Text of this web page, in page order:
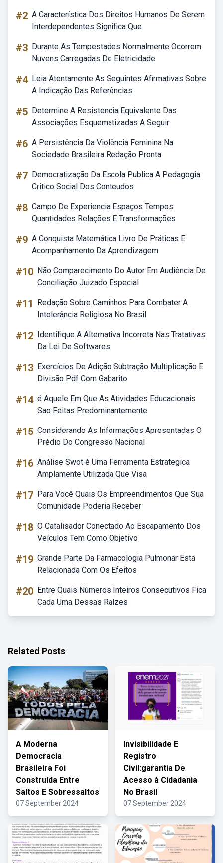
#2 A Característica Dos Direitos Humanos De Serem
Interdependentes Significa Que
#3 Durante As Tempestades Normalmente Ocorrem
Nuvens Carregadas De Eletricidade
#4 Leia Atentamente As Seguintes Afirmativas Sobre
A Indicação Das Referências
#5 Determine A Resistencia Equivalente Das
Associações Esquematizadas A Seguir
#6 A Persistência Da Violência Feminina Na
Sociedade Brasileira Redação Pronta
#7 Democratização Da Escola Publica A Pedagogia
Critico Social Dos Conteudos
#8 Campo De Experiencia Espaços Tempos
Quantidades Relações E Transformações
#9 A Conquista Matemática Livro De Práticas E
Acompanhamento Da Aprendizagem
#10 Não Comparecimento Do Autor Em Audiência De
Conciliação Juizado Especial
#11
Redação Sobre Caminhos Para Combater A
Intolerância Religiosa No Brasil
#12 Identifique A Alternativa Incorreta Nas Tratativas
Da Lei De Softwares.
#13 Exercícios De Adição Subtração Multiplicação E
Divisão Pdf Com Gabarito
#14 é Aquele Em Que As Atividades Educacionais
Sao Feitas Predominantemente
#15 Considerando As Informações Apresentadas O
Prédio Do Congresso Nacional
#16 Análise Swot é Uma Ferramenta Estrategica
Amplamente Utilizada Que Visa
#17 Para Você Quais Os Empreendimentos Que Sua
Comunidade Poderia Receber
#18 O Catalisador Conectado Ao Escapamento Dos
Veículos Tem Como Objetivo
#19 Grande Parte Da Farmacologia Pulmonar Esta
Relacionada Com Os Efeitos
#20 Entre Quais Números Inteiros Consecutivos Fica
Cada Uma Dessas Raízes
Related Posts
A Moderna
Democracia
Brasileira Foi
Construída Entre
Saltos E Sobressaltos
07 September 2024
Invisibilidade E
Registro
Civil:garantia De
Acesso à Cidadania
No Brasil
07 September 2024